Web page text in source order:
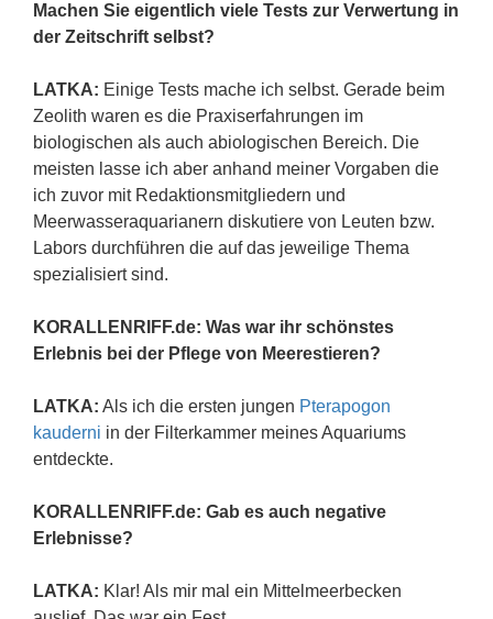
Machen Sie eigentlich viele Tests zur Verwertung in
der Zeitschrift selbst?
LATKA: Einige Tests mache ich selbst. Gerade beim
Zeolith waren es die Praxiserfahrungen im
biologischen als auch abiologischen Bereich. Die
meisten lasse ich aber anhand meiner Vorgaben die
ich zuvor mit Redaktionsmitgliedern und
Meerwasseraquarianern diskutiere von Leuten bzw.
Labors durchführen die auf das jeweilige Thema
spezialisiert sind.
KORALLENRIFF.de: Was war ihr schönstes
Erlebnis bei der Pflege von Meerestieren?
LATKA: Als ich die ersten jungen Pterapogon
kauderni in der Filterkammer meines Aquariums
entdeckte.
KORALLENRIFF.de: Gab es auch negative
Erlebnisse?
LATKA: Klar! Als mir mal ein Mittelmeerbecken